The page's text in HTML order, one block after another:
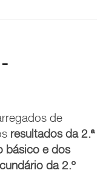
de
resultados da 2.ª
básico e dos
da2.º